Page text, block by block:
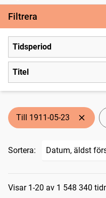
Filtrera
Tidsperiod
Titel
Till 1911-05-23
Sortera:
Visar 1-20 av 1 548 340